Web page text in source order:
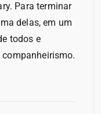
Para terminar
delas, em um
todos e